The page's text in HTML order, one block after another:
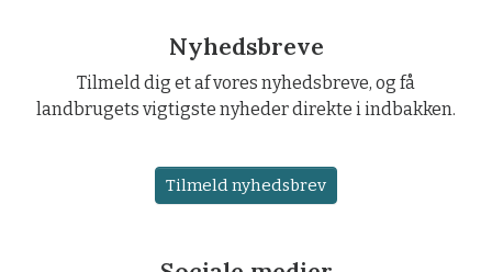
Nyhedsbreve
Tilmeld dig et af vores nyhedsbreve, og få
landbrugets vigtigste nyheder direkte i indbakken.
Tilmeld nyhedsbrev